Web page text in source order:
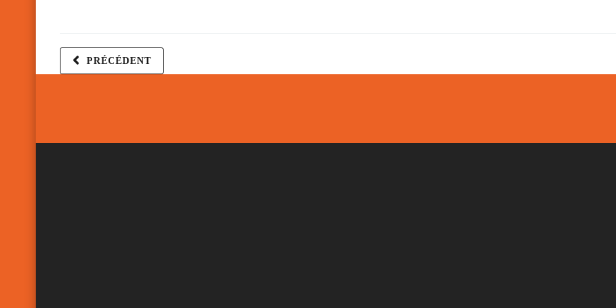
PRÉCÉDENT